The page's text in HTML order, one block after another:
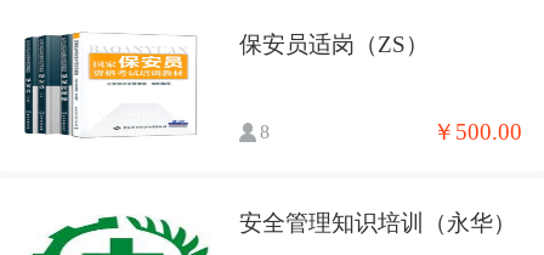
保安员适岗（ZS）
8 ￥500.00
安全管理知识培训（永华）